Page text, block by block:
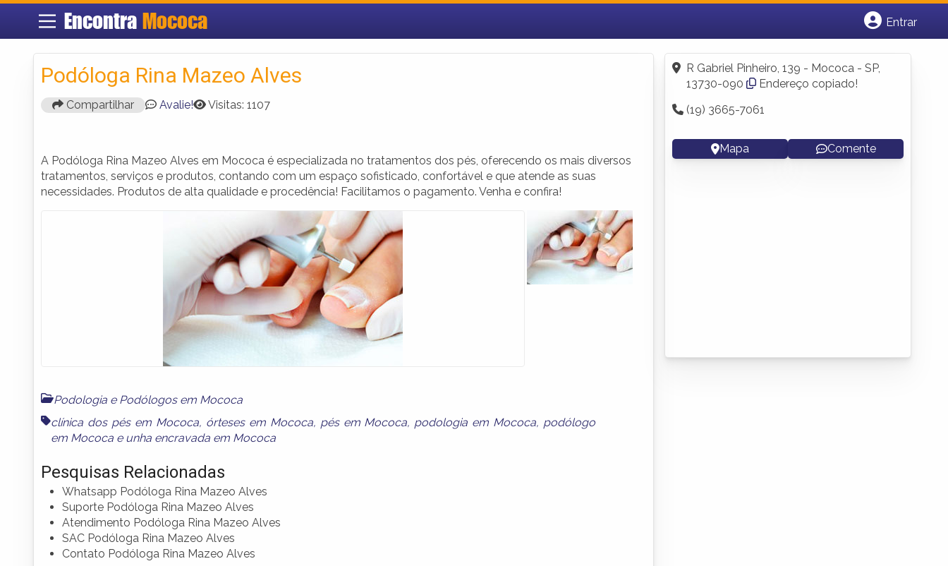
Encontra Mococa
Entrar
Fazer login
Criar conta
Podóloga Rina Mazeo Alves
Compartilhar Avalie! Visitas: 1107
A Podóloga Rina Mazeo Alves em Mococa é especializada no tratamentos dos pés, oferecendo os mais diversos
tratamentos, serviços e produtos, contando com um espaço sofisticado, confortável e que atende as suas
necessidades. Produtos de alta qualidade e procedência! Facilitamos o pagamento. Venha e confira!
Podologia e Podólogos em Mococa
clínica dos pés em Mococa, órteses em Mococa, pés em Mococa, podologia em Mococa, podólogo
em Mococa e unha encravada em Mococa
Pesquisas Relacionadas
Whatsapp Podóloga Rina Mazeo Alves
Suporte Podóloga Rina Mazeo Alves
Atendimento Podóloga Rina Mazeo Alves
SAC Podóloga Rina Mazeo Alves
Contato Podóloga Rina Mazeo Alves
R Gabriel Pinheiro, 139 - Mococa - SP,
13730-090
Endereço copiado!
(19) 3665-7061
Mapa Comente